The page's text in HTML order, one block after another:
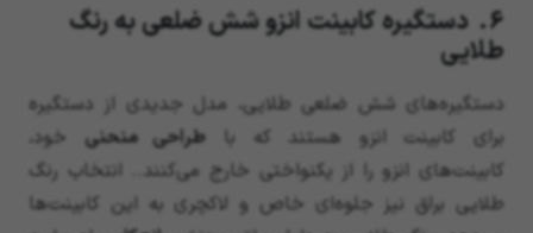
6. دستگیره کابینت انزو شش ضلعی به رنگ
طلایی
دستگیره‌های شش ضلعی طلایی، مدل جدیدی از دستگیره
برای کابینت انزو هستند که با طراحی منحنی خود،
کابینت‌‌های انزو را از یکنواختی خارج می‌کنند.. انتخاب رنگ
طلایی براق نیز جلوه‌ای خاص و لاکچری به این کابینت‌ها